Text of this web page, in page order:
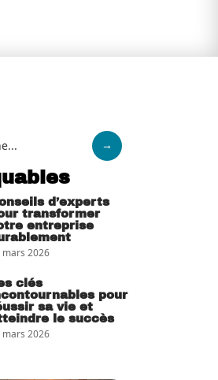
d’experts
transformer
entreprise
mars 2026
clés
pour
sa vie et
le succès
mars 2026